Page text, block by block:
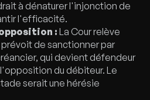
à dénaturer l'injonction de
l'efficacité.
: La Cour relève
de sanctionner par
qui devient défendeur
du débiteur. Le
serait une hérésie